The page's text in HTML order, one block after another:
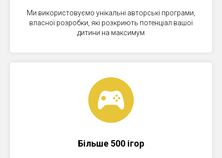
Ми використовуємо унікальні авторські програми,
власної розробки, які розкриють потенціал вашої
дитини на максимум
Більше 500 ігор